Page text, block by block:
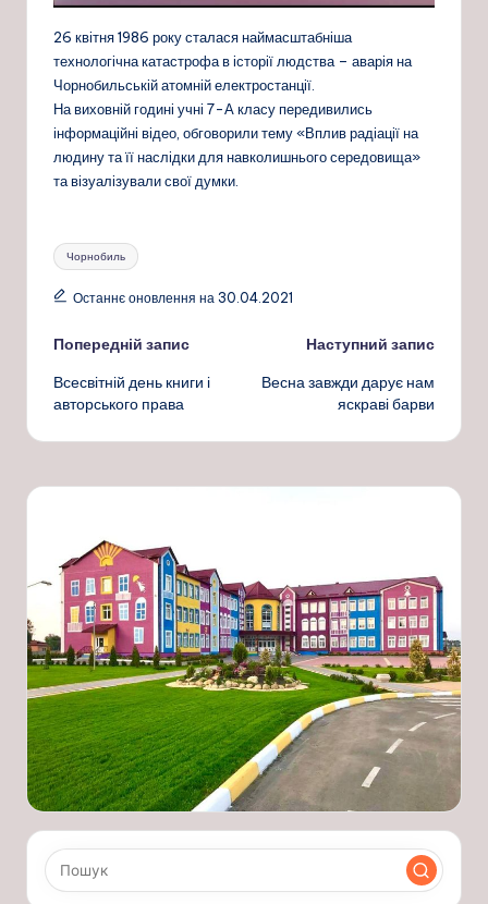
26 квітня 1986 року сталася наймасштабніша
технологічна катастрофа в історії людства – аварія на
Чорнобильській атомній електростанції.
На виховній годині учні 7-А класу передивились
інформаційні відео, обговорили тему «Вплив радіації на
людину та її наслідки для навколишнього середовища»
та візуалізували свої думки.
Позначки:
Чорнобиль
Останнє оновлення на 30.04.2021
Навігація
по
запису
Попередній запис
Всесвітній день книги і
авторського права
Наступний запис
Весна завжди дарує нам
яскраві барви